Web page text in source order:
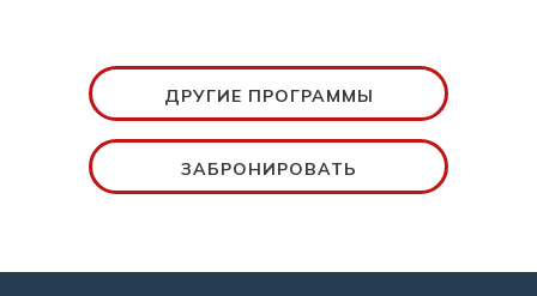
ДРУГИЕ ПРОГРАММЫ
ЗАБРОНИРОВАТЬ